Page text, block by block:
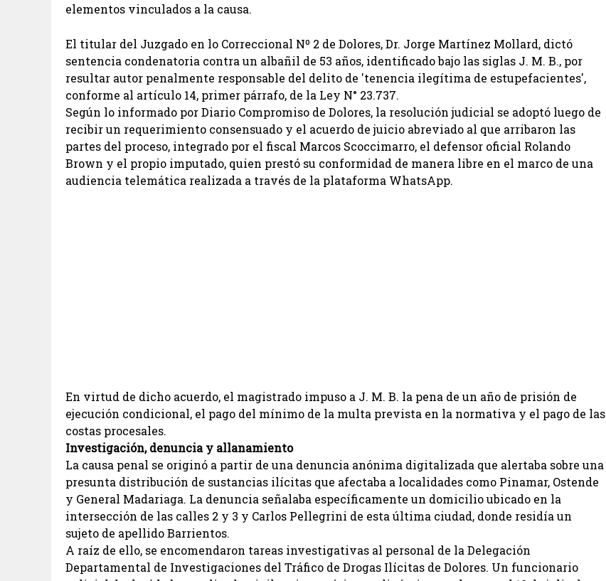
elementos vinculados a la causa.
El titular del Juzgado en lo Correccional Nº 2 de Dolores, Dr. Jorge Martínez Mollard, dictó
sentencia condenatoria contra un albañil de 53 años, identificado bajo las siglas J. M. B., por
resultar autor penalmente responsable del delito de 'tenencia ilegítima de estupefacientes',
conforme al artículo 14, primer párrafo, de la Ley N° 23.737.
Según lo informado por Diario Compromiso de Dolores, la resolución judicial se adoptó luego de
recibir un requerimiento consensuado y el acuerdo de juicio abreviado al que arribaron las
partes del proceso, integrado por el fiscal Marcos Scoccimarro, el defensor oficial Rolando
Brown y el propio imputado, quien prestó su conformidad de manera libre en el marco de una
audiencia telemática realizada a través de la plataforma WhatsApp.
En virtud de dicho acuerdo, el magistrado impuso a J. M. B. la pena de un año de prisión de
ejecución condicional, el pago del mínimo de la multa prevista en la normativa y el pago de las
costas procesales.
Investigación, denuncia y allanamiento
La causa penal se originó a partir de una denuncia anónima digitalizada que alertaba sobre una
presunta distribución de sustancias ilícitas que afectaba a localidades como Pinamar, Ostende
y General Madariaga. La denuncia señalaba específicamente un domicilio ubicado en la
intersección de las calles 2 y 3 y Carlos Pellegrini de esta última ciudad, donde residía un
sujeto de apellido Barrientos.
A raíz de ello, se encomendaron tareas investigativas al personal de la Delegación
Departamental de Investigaciones del Tráfico de Drogas Ilícitas de Dolores. Un funcionario